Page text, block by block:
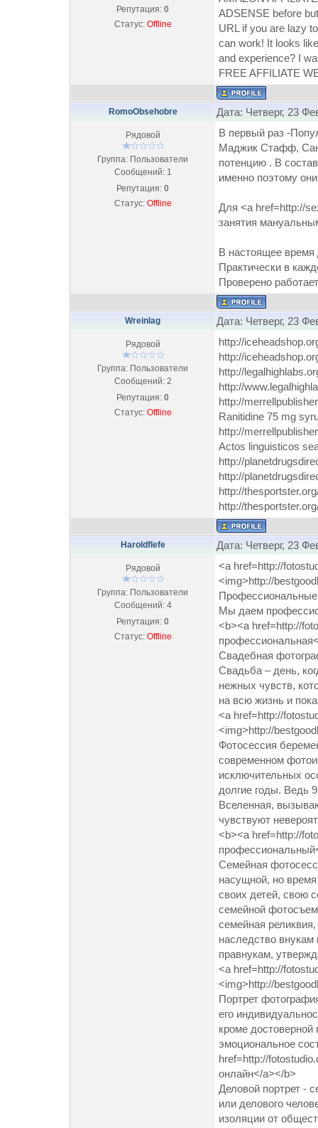
Репутация: 0
Статус: Offline
ADSENSE before
URL if you are lazy
can work! It looks
and experience? I
FREE AFFILIATE
RomoObsehobre Дата: Четверг, 23
Рядовой
Группа: Пользователи
Сообщений: 1
Репутация: 0
Статус: Offline
В первый раз -
Маджик Стафф,
потенцию . В
именно поэтому
Для <a href=http://
занятия
В настоящее время
Практически в
Проверено работает
Wreinlag Дата: Четверг, 23
Рядовой
Группа: Пользователи
Сообщений: 2
Репутация: 0
Статус: Offline
http://
http://
http://
http://
http://
Ranitidine 75 mg
http://
Actos linguisticos
http://
http://
http://
http://
Haroldflefe Дата: Четверг, 23
Рядовой
Группа: Пользователи
Сообщений: 4
Репутация: 0
Статус: Offline
<a href=http://
<img>http://
Мы даем
<b><a href=http://
Свадебная
Свадьба – день,
нежных чувств,
на всю жизнь и
<a href=http://
<img>http://
Фотосессия
современном
исключительных
долгие годы. Ведь
Вселенная,
чувствуют
<b><a href=http://
Семейная
насущной, но время
своих детей, свою
семейной
семейная
наследство внукам
правнукам,
<a href=http://
<img>http://
Портрет
его
кроме достоверной
эмоциональное
href=http://
онлайн</a></b>
Деловой портрет -
или делового
изоляции от